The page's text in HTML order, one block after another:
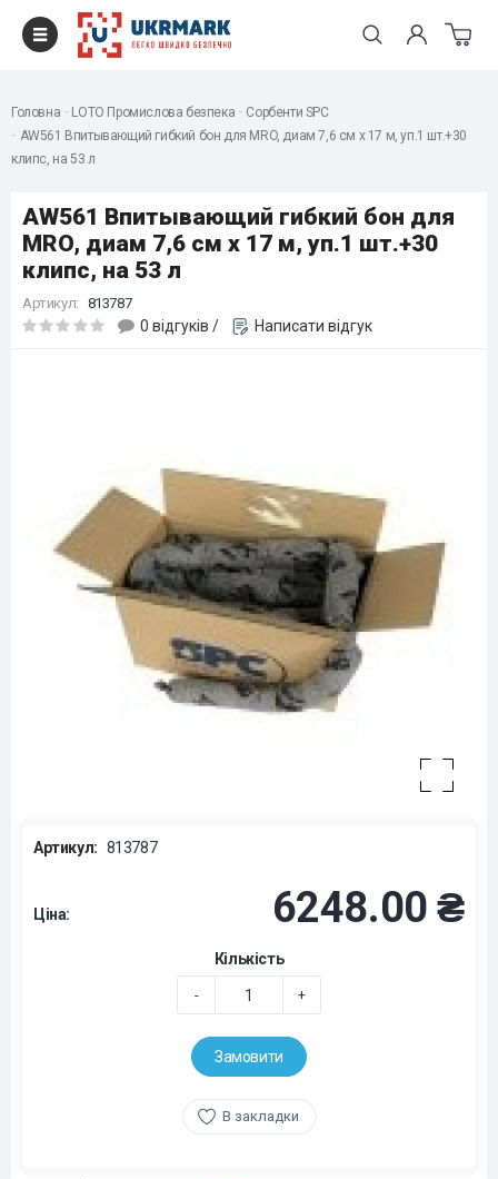
Головна LOTO Промислова безпека
Сорбенти SPC
AW561 Впитывающий гибкий бон для MRO, диам 7,6 см x 17 м, уп.1 шт.+30
клипс, на 53 л
AW561 Впитывающий гибкий бон для
MRO, диам 7,6 см x 17 м, уп.1 шт.+30
клипс, на 53 л
Артикул: 813787
0 відгуків / Написати відгук
Артикул: 813787
Ціна: 6248.00 ₴
Кількість
- +
Замовити
В закладки